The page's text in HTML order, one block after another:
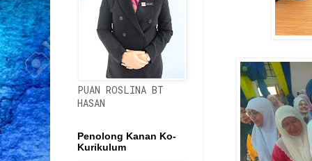
PUAN ROSLINA BT
HASAN
Penolong Kanan Ko-
Kurikulum